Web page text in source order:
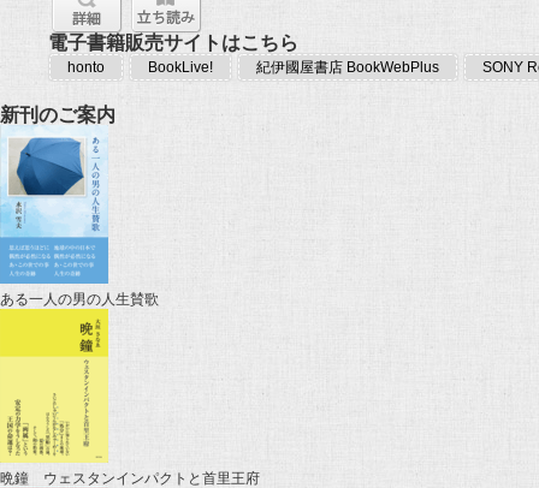
電子書籍販売サイトはこちら
honto BookLive! 紀伊國屋書店 BookWebPlus SONY
新刊のご案内
ある一人の男の人生賛歌
晩鐘 ウェスタンインパクトと首里王府